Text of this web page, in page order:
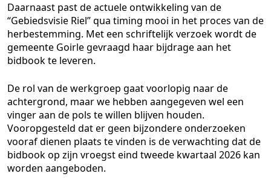
Daarnaast past de actuele ontwikkeling van de
“Gebiedsvisie Riel” qua timing mooi in het proces van de
herbestemming. Met een schriftelijk verzoek wordt de
gemeente Goirle gevraagd haar bijdrage aan het
bidbook te leveren.
De rol van de werkgroep gaat voorlopig naar de
achtergrond, maar we hebben aangegeven wel een
vinger aan de pols te willen blijven houden.
Vooropgesteld dat er geen bijzondere onderzoeken
vooraf dienen plaats te vinden is de verwachting dat de
bidbook op zijn vroegst eind tweede kwartaal 2026 kan
worden aangeboden.